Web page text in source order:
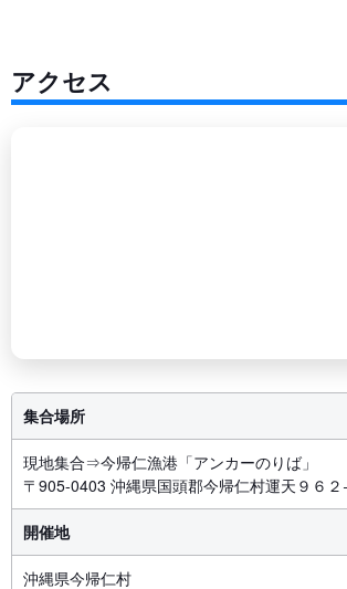
アクセス
集合場所
現地集合⇒今帰仁漁港「アンカーのりば」
〒905-0403 沖縄県国頭郡今帰仁村運天９６２
開催地
沖縄県今帰仁村